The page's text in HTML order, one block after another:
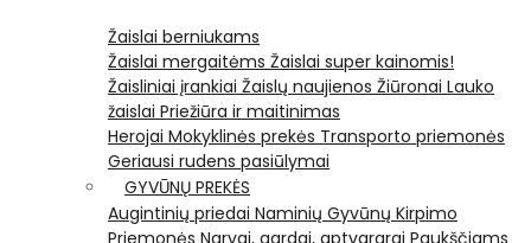
Žaislai berniukams
Žaislai mergaitėms Žaislai super kainomis!
Žaisliniai įrankiai Žaislų naujienos Žiūronai Lauko
žaislai Priežiūra ir maitinimas
Herojai Mokyklinės prekės Transporto priemonės
Geriausi rudens pasiūlymai
GYVŪNŲ PREKĖS
Augintinių priedai Naminių Gyvūnų Kirpimo
Priemonės Narvai, gardai, aptvararai Paukščiams